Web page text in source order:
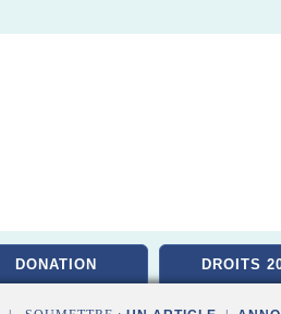
DONATION DROITS